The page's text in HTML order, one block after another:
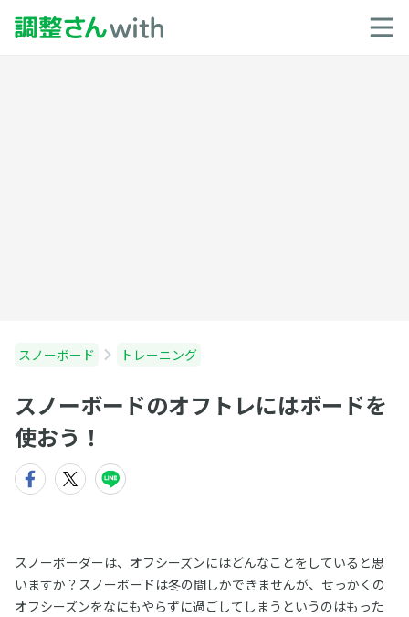
スノーボード トレーニング
スノーボードのオフトレにはボードを
使おう！
スノーボーダーは、オフシーズンにはどんなことをしていると思
いますか？スノーボードは冬の間しかできませんが、せっかくの
オフシーズンをなにもやらずに過ごしてしまうというのはもった